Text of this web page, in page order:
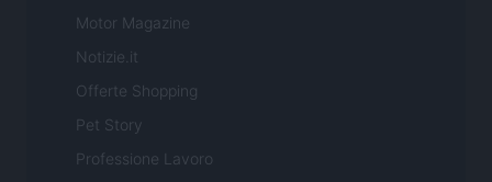
Motor Magazine
Notizie.it
Offerte Shopping
Pet Story
Professione Lavoro